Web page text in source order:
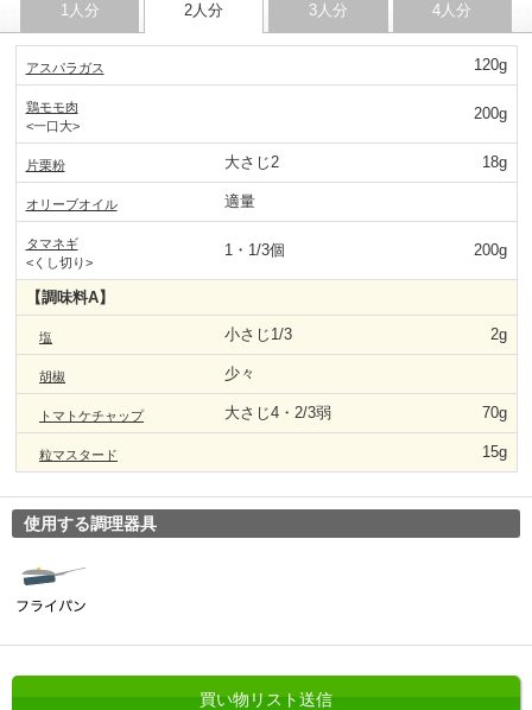
1人分 2人分 3人分 4人分
アスパラガス 120g
鶏モモ肉
<一口大>
200g
片栗粉 大さじ2 18g
オリーブオイル 適量
タマネギ
<くし切り>
1・1/3個 200g
【調味料A】
塩 小さじ1/3 2g
胡椒 少々
トマトケチャップ 大さじ4・2/3弱 70g
粒マスタード 15g
使用する調理器具
買い物リスト送信